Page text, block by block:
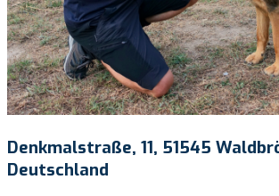
Denkmalstraße, 11, 51545
Deutschland